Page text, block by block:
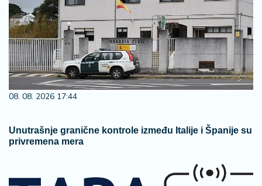
08. 08. 2026 17:44
Unutrašnje granične kontrole između Italije i Španije su
privremena mera